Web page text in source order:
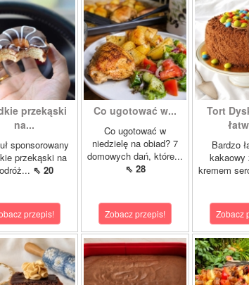
przekąski
na...
sponsorowany
przekąski na
⇖ 20
przepis!
Co ugotować w...
Co ugotować w
niedzielę na obiad? 7
domowych dań, które...
⇖ 28
Zobacz przepis!
Tort
Bardzo
kakaowy
kremem
Zobacz